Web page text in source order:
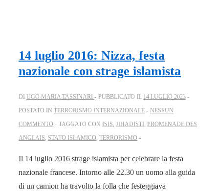
14 luglio 2016: Nizza, festa
nazionale con strage islamista
DI UGO MARIA TASSINARI PUBBLICATO IL 14 LUGLIO 2023
POSTATO IN TERRORISMO INTERNAZIONALE
NESSUN
COMMENTO
TAGGATO CON ISIS, JIHADISTI , PROMENADE DES
ANGLAIS, STATO ISLAMICO, TERRORISMO
Il 14 luglio 2016 strage islamista per celebrare la festa
nazionale francese. Intorno alle 22.30 un uomo alla guida
di un camion ha travolto la folla che festeggiava